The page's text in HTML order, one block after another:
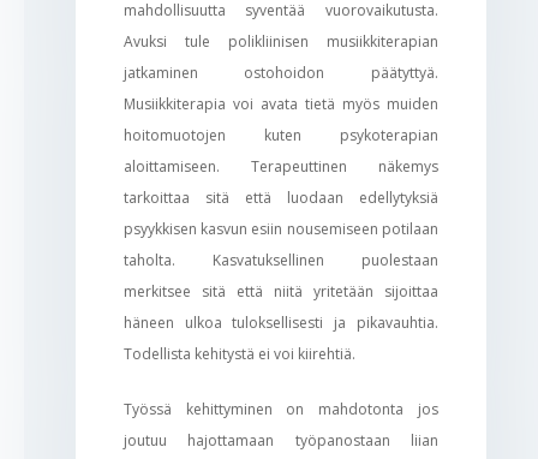
mahdollisuutta syventää vuorovaikutusta.
Avuksi tule polikliinisen musiikkiterapian
jatkaminen ostohoidon päätyttyä.
Musiikkiterapia voi avata tietä myös muiden
hoitomuotojen kuten psykoterapian
aloittamiseen. Terapeuttinen näkemys
tarkoittaa sitä että luodaan edellytyksiä
psyykkisen kasvun esiin nousemiseen potilaan
taholta. Kasvatuksellinen puolestaan
merkitsee sitä että niitä yritetään sijoittaa
häneen ulkoa tuloksellisesti ja pikavauhtia.
Todellista kehitystä ei voi kiirehtiä.
Työssä kehittyminen on mahdotonta jos
joutuu hajottamaan työpanostaan liian